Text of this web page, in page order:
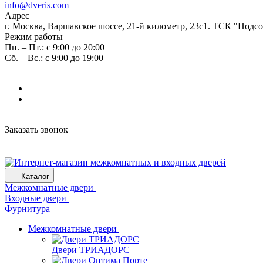
info@dveris.com
Адрес
г. Москва, Варшавское шоссе, 21-й километр, 23с1. ТСК
Режим работы
Пн. – Пт.: с 9:00 до 20:00
Сб. – Вс.: с 9:00 до 19:00
Заказать звонок
Каталог
Межкомнатные двери
Входные двери
Фурнитура
Межкомнатные двери
Двери ТРИАДОРС